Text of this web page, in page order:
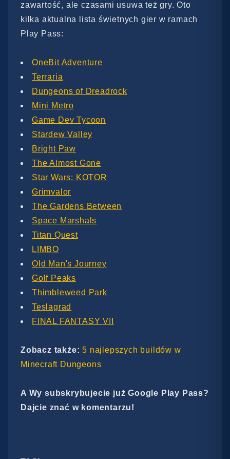
zawartość, ale czasami usuwa też gry. Oto
kilka aktualna lista świetnych gier w ramach
Play Pass:
OneBit Adventure
Terraria
Dungeons of Dreadrock
Mini Metro
Game Dev Tycoon
Stardew Valley
Bright Paw
The Almost Gone
Star Wars: KOTOR
Grimvalor
The Gardens Between
Space Marshals
Titan Quest
LIMBO
Old Man's Journey
Golf Peaks
Thimbleweed Park
Teslagrad
FINAL FANTASY VII
Zobacz także:5 najlepszych buildów w
Minecraft Dungeons
A Wy subskrybujecie już Google Play Pass?
Dajcie znać w komentarzu!